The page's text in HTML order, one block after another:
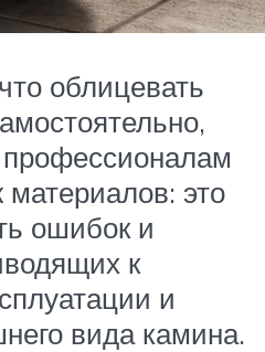
облицевать
это
ошибок и
к
и
вида камина.